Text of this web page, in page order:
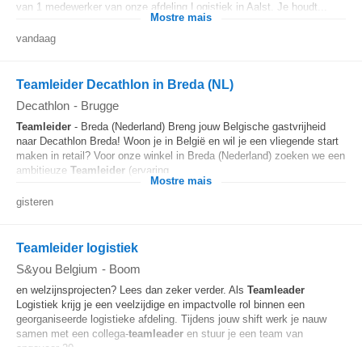
van 1 medewerker van onze afdeling Logistiek in Aalst. Je houdt...
Mostre mais
vandaag
Teamleider Decathlon in Breda (NL)
Decathlon - Brugge
Teamleider - Breda (Nederland) Breng jouw Belgische gastvrijheid
naar Decathlon Breda! Woon je in België en wil je een vliegende start
maken in retail? Voor onze winkel in Breda (Nederland) zoeken we een
ambitieuze Teamleider (ervaring...
Mostre mais
gisteren
Teamleider logistiek
S&you Belgium - Boom
en welzijnsprojecten? Lees dan zeker verder. Als Teamleader
Logistiek krijg je een veelzijdige en impactvolle rol binnen een
georganiseerde logistieke afdeling. Tijdens jouw shift werk je nauw
samen met een collega‑teamleader en stuur je een team van